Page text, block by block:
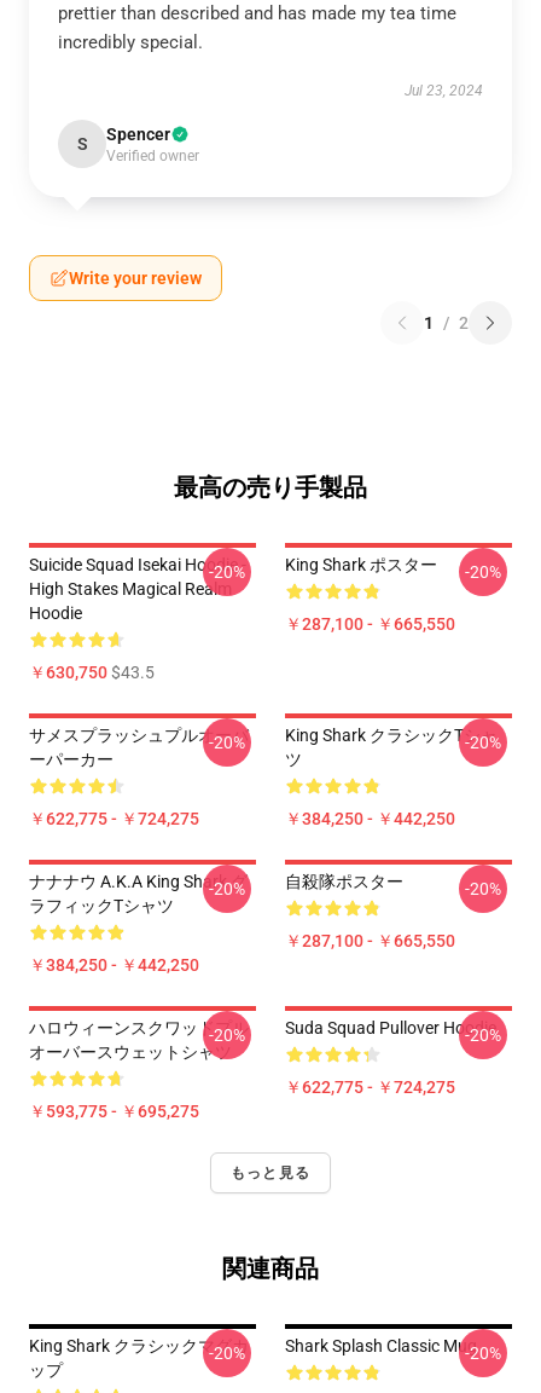
prettier than described and has made my tea time
incredibly special.
Jul 23, 2024
S Spencer
Verified owner
Write your review
1 / 2
最高の売り手製品
Suicide Squad Isekai Hoodie -
High Stakes Magical Realm
Hoodie
￥630,750$43.5
-20% King Shark ポスター
￥287,100 - ￥665,550
-20%
サメスプラッシュプルオーバ
ーパーカー
￥622,775 - ￥724,275
-20%
King Shark クラシックTシャ
ツ
￥384,250 - ￥442,250
-20%
ナナナウ A.K.A King Shark グ
ラフィックTシャツ
￥384,250 - ￥442,250
-20% 自殺隊ポスター
￥287,100 - ￥665,550
-20%
ハロウィーンスクワッドプル
オーバースウェットシャツ
￥593,775 - ￥695,275
-20% Suda Squad Pullover Hoodie
￥622,775 - ￥724,275
-20%
もっと見る
関連商品
King Shark クラシックマグカ
ップ
-20% Shark Splash Classic Mug-20%